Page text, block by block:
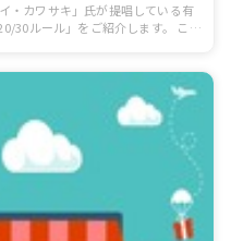
・カワサキ」氏が提唱している有
30ルール」をご紹介します。 これ